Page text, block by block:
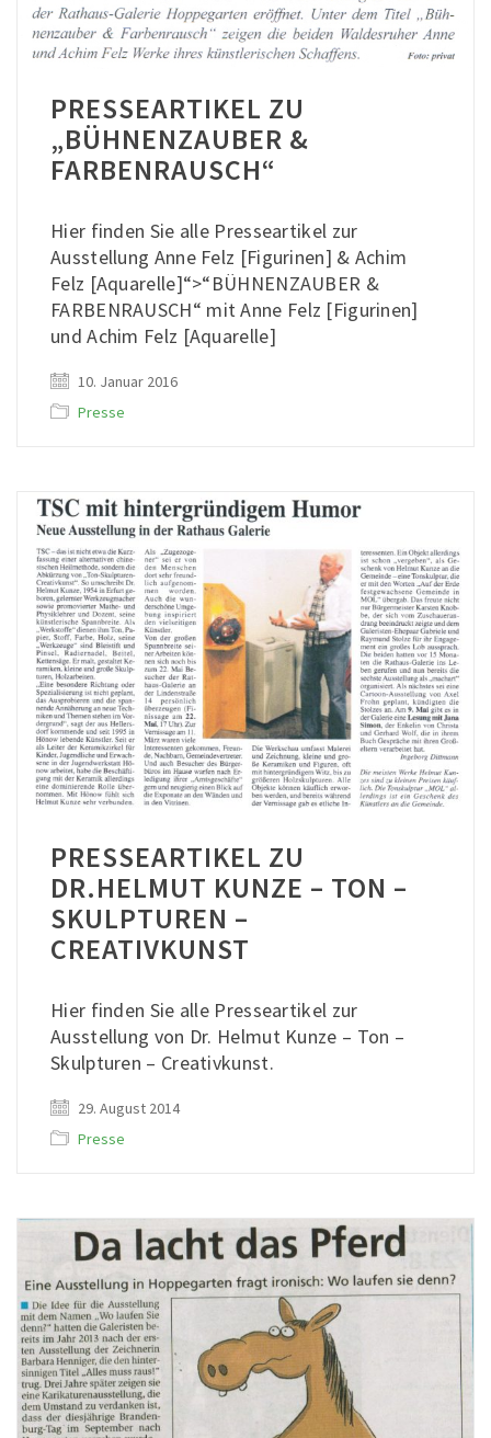
PRESSEARTIKEL ZU
„BÜHNENZAUBER &
FARBENRAUSCH“
Hier finden Sie alle Presseartikel zur
Ausstellung Anne Felz [Figurinen] & Achim
Felz [Aquarelle]“>“BÜHNENZAUBER &
FARBENRAUSCH“ mit Anne Felz [Figurinen]
und Achim Felz [Aquarelle]
10. Januar 2016
Presse
PRESSEARTIKEL ZU
DR.HELMUT KUNZE – TON –
SKULPTUREN –
CREATIVKUNST
Hier finden Sie alle Presseartikel zur
Ausstellung von Dr. Helmut Kunze – Ton –
Skulpturen – Creativkunst.
29. August 2014
Presse